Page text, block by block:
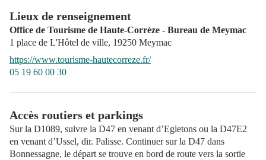
Lieux de renseignement
Office de Tourisme de Haute-Corrèze - Bureau de Meymac
1 place de L'Hôtel de ville, 19250 Meymac
https://www.tourisme-hautecorreze.fr/
05 19 60 00 30
Accès routiers et parkings
Sur la D1089, suivre la D47 en venant d’Egletons ou la D47E2
en venant d’Ussel, dir. Palisse. Continuer sur la D47 dans
Bonnessagne, le départ se trouve en bord de route vers la sortie